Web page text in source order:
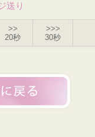
送り
>>
20秒
>>>
30秒